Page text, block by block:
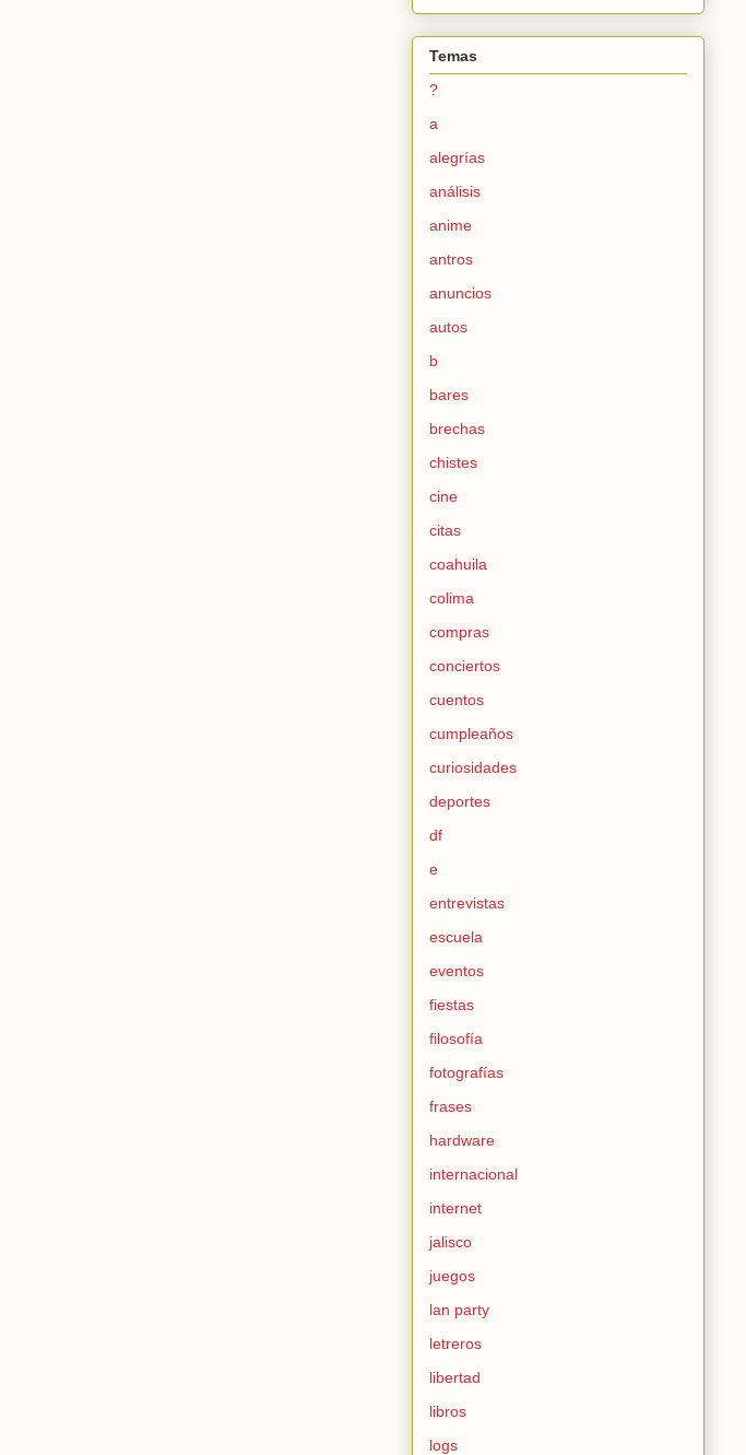
Temas
?
a
alegrías
análisis
anime
antros
anuncios
autos
b
bares
brechas
chistes
cine
citas
coahuila
colima
compras
conciertos
cuentos
cumpleaños
curiosidades
deportes
df
e
entrevistas
escuela
eventos
fiestas
filosofía
fotografías
frases
hardware
internacional
internet
jalisco
juegos
lan party
letreros
libertad
libros
logs